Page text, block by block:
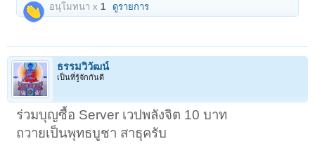
อนุโมทนา x 1 ดูรายการ
ธรรมวิวัฒน์
เป็นที่รู้จักกันดี
ร่วมบุญซื้อ Server เวปพลังจิต 10 บาท
ถวายเป็นพุทธบูชา สาธุครับ